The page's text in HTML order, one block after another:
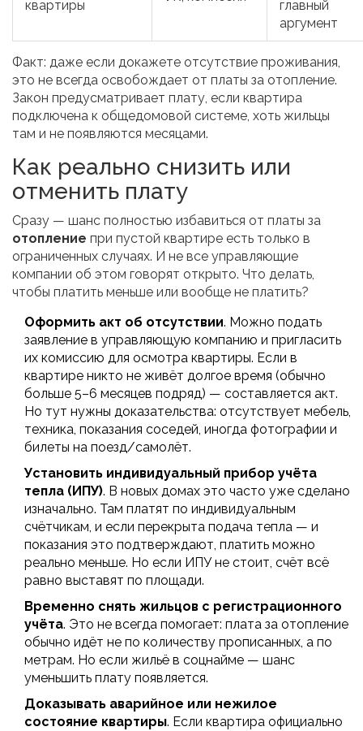
квартиры
главный
аргумент
Факт: даже если докажете отсутствие проживания,
это не всегда освобождает от платы за отопление.
Закон предусматривает плату, если квартира
подключена к общедомовой системе, хоть жильцы
там и не появляются месяцами.
Как реально снизить или
отменить плату
Сразу — шанс полностью избавиться от платы за
отопление при пустой квартире есть только в
ограниченных случаях. И не все управляющие
компании об этом говорят открыто. Что делать,
чтобы платить меньше или вообще не платить?
Оформить акт об отсутствии. Можно подать
заявление в управляющую компанию и пригласить
их комиссию для осмотра квартиры. Если в
квартире никто не живёт долгое время (обычно
больше 5–6 месяцев подряд) — составляется акт.
Но тут нужны доказательства: отсутствует мебель,
техника, показания соседей, иногда фотографии и
билеты на поезд/самолёт.
Установить индивидуальный прибор учёта
тепла (ИПУ). В новых домах это часто уже сделано
изначально. Там платят по индивидуальным
счётчикам, и если перекрыта подача тепла — и
показания это подтверждают, платить можно
реально меньше. Но если ИПУ не стоит, счёт всё
равно выставят по площади.
Временно снять жильцов с регистрационного
учёта. Это не всегда помогает: плата за отопление
обычно идёт не по количеству прописанных, а по
метрам. Но если жильё в соцнайме — шанс
уменьшить плату появляется.
Доказывать аварийное или нежилое
состояние квартиры. Если квартира официально